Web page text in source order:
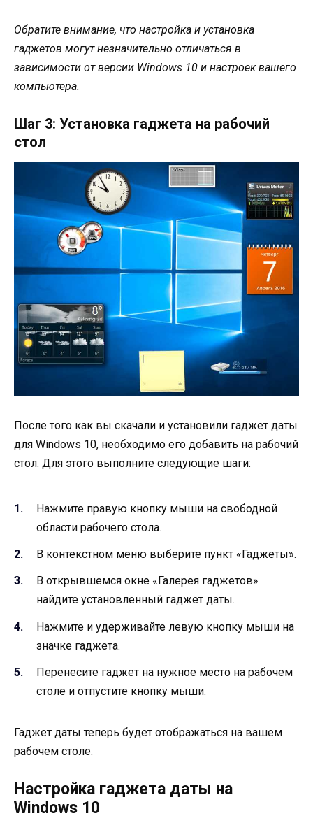
Обратите внимание, что настройка и установка
гаджетов могут незначительно отличаться в
зависимости от версии Windows 10 и настроек вашего
компьютера.
Шаг 3: Установка гаджета на рабочий
стол
После того как вы скачали и установили гаджет даты
для Windows 10, необходимо его добавить на рабочий
стол. Для этого выполните следующие шаги:
Нажмите правую кнопку мыши на свободной
области рабочего стола.
В контекстном меню выберите пункт «Гаджеты».
В открывшемся окне «Галерея гаджетов»
найдите установленный гаджет даты.
Нажмите и удерживайте левую кнопку мыши на
значке гаджета.
Перенесите гаджет на нужное место на рабочем
столе и отпустите кнопку мыши.
Гаджет даты теперь будет отображаться на вашем
рабочем столе.
Настройка гаджета даты на
Windows 10